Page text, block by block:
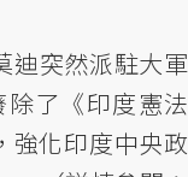
迪突然派駐大軍
了《印度憲法
強化印度中央政